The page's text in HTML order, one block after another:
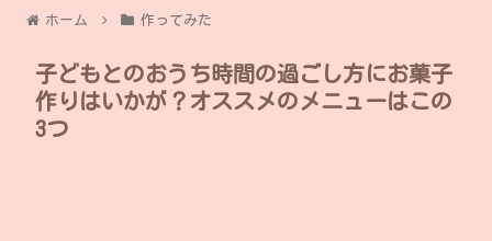
ホーム 作ってみた
子どもとのおうち時間の過ごし方にお菓子
作りはいかが？オススメのメニューはこの
3つ